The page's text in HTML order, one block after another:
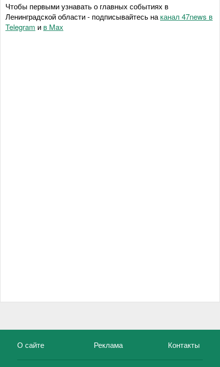
Чтобы первыми узнавать о главных событиях в
Ленинградской области - подписывайтесь на канал 47news в
Telegram и в Maх
О сайте Реклама Контакты